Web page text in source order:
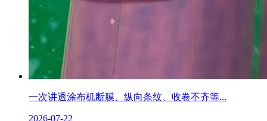
一次讲透涂布机断膜、纵向条纹、收卷不齐等...
2026-07-22